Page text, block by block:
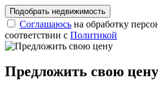
Соглашаюсь на обработку
соответствии с Политикой
Предложить свою цену